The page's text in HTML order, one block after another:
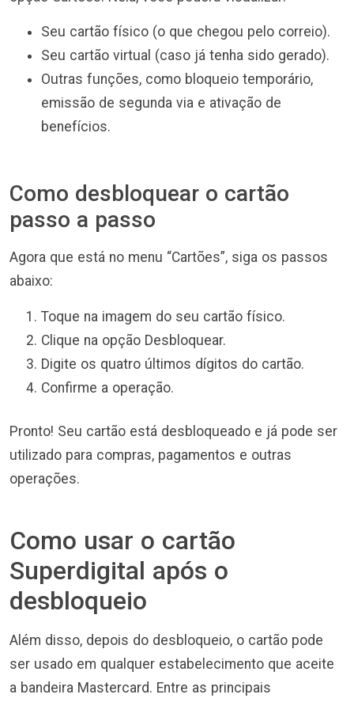
Seu cartão físico (o que chegou pelo correio).
Seu cartão virtual (caso já tenha sido gerado).
Outras funções, como bloqueio temporário,
emissão de segunda via e ativação de
benefícios.
Como desbloquear o cartão
passo a passo
Agora que está no menu “Cartões”, siga os passos
abaixo:
Toque na imagem do seu cartão físico.
Clique na opção Desbloquear.
Digite os quatro últimos dígitos do cartão.
Confirme a operação.
Pronto! Seu cartão está desbloqueado e já pode ser
utilizado para compras, pagamentos e outras
operações.
Como usar o cartão
Superdigital após o
desbloqueio
Além disso, depois do desbloqueio, o cartão pode
ser usado em qualquer estabelecimento que aceite
a bandeira Mastercard. Entre as principais